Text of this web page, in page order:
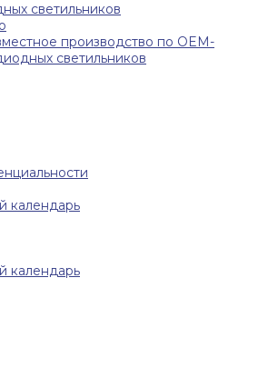
светильников
производство по OEM-
светильников
календарь
календарь